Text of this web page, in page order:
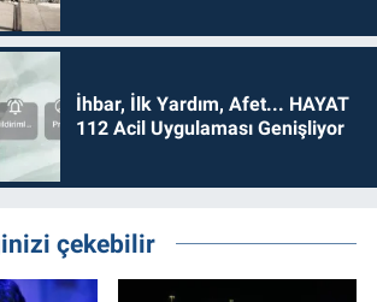
İhbar, İlk Yardım, Afet... HAYAT
112 Acil Uygulaması Genişliyor
çekebilir